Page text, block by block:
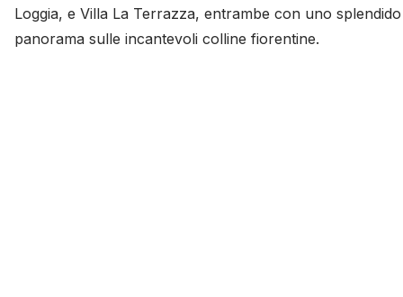
Loggia, e Villa La Terrazza, entrambe con uno splendido
panorama sulle incantevoli colline fiorentine.